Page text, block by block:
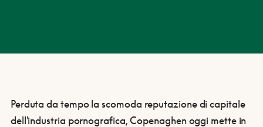
Perduta da tempo la scomoda reputazione di capitale
dell'industria pornografica, Copenaghen oggi mette in